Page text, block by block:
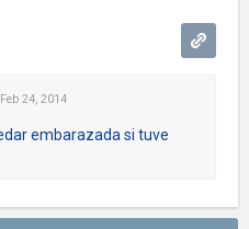
Feb 24, 2014
embarazada si tuve